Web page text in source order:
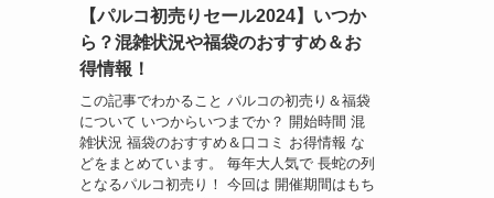
【パルコ初売りセール2024】いつか
ら？混雑状況や福袋のおすすめ＆お
得情報！
この記事でわかること パルコの初売り＆福袋
について いつからいつまでか？ 開始時間 混
雑状況 福袋のおすすめ＆口コミ お得情報 な
どをまとめています。 毎年大人気で 長蛇の列
となるパルコ初売り！ 今回は 開催期間はもち